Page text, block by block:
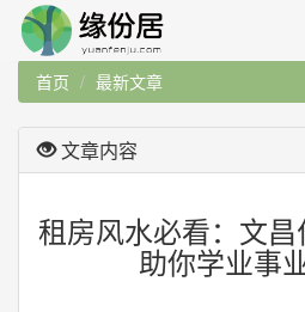
首页 最新文章
文章内容
租房风水必看：文昌
助你学业事